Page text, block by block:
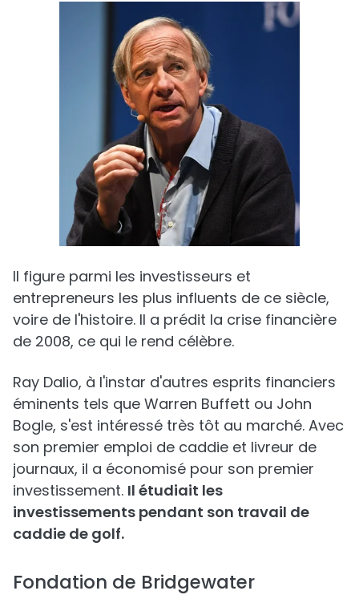
Il figure parmi les investisseurs et
entrepreneurs les plus influents de ce siècle,
voire de l'histoire. Il a prédit la crise financière
de 2008, ce qui le rend célèbre.
Ray Dalio, à l'instar d'autres esprits financiers
éminents tels que Warren Buffett ou John
Bogle, s'est intéressé très tôt au marché. Avec
son premier emploi de caddie et livreur de
journaux, il a économisé pour son premier
investissement. Il étudiait les
investissements pendant son travail de
caddie de golf.
Fondation de Bridgewater